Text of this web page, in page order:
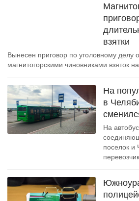
взятки
Вынесен приговор по уголовному делу
магнитогорскими чиновниками взяток
На
в
На
поселок и